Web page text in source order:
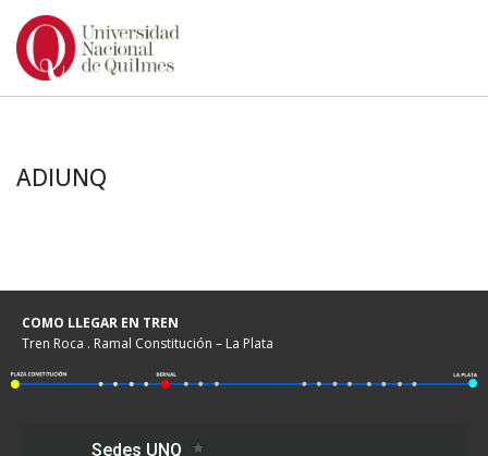
Ir
ADIUNQ
COMO LLEGAR EN TREN
Tren Roca . Ramal Constitución – La Plata